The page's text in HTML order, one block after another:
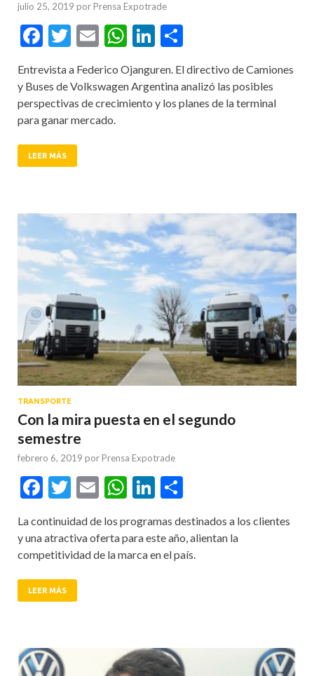
julio 25, 2019 por Prensa Expotrade
Facebook
Twitter
EmailWhatsApp
LinkedIn
Entrevista a Federico Ojanguren. El directivo de Camiones
y Buses de Volkswagen Argentina analizó las posibles
perspectivas de crecimiento y los planes de la terminal
para ganar mercado.
LEER MÁS
TRANSPORTE
Con la mira puesta en el segundo
semestre
febrero 6, 2019 por Prensa Expotrade
Facebook
Twitter
EmailWhatsApp
LinkedIn
La continuidad de los programas destinados a los clientes
y una atractiva oferta para este año, alientan la
competitividad de la marca en el país.
LEER MÁS